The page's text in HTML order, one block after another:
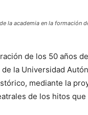
la academia en la formación
de los 50 años
la Universidad
mediante la
de los hitos que